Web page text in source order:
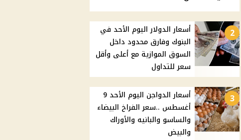
2
أسعار الدولار اليوم الأحد في
البنوك وفارق محدود داخل
السوق الموازية مع أعلى وأقل
سعر للتداول
3
أسعار الدواجن اليوم الأحد 9
أغسطس ..سعر الفراخ البيضاء
والساسو والبانيه والأوراك
والبيض